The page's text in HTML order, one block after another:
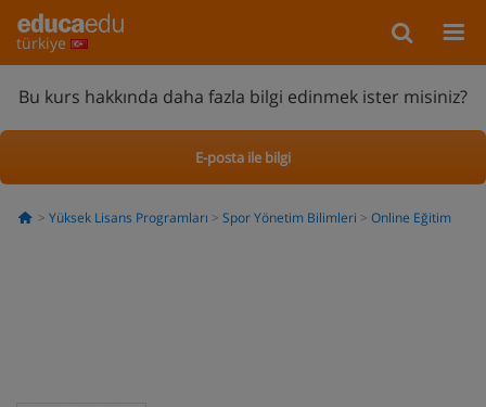
türkiye
Bu kurs hakkında daha fazla bilgi edinmek ister misiniz?
E-posta ile bilgi
Yüksek Lisans Programları Spor Yönetim Bilimleri Online Eğitim